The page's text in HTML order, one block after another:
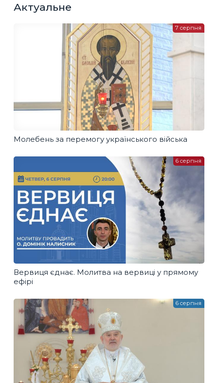
Актуальне
Молебень за перемогу українського війська
7 серпня
Вервиця єднає. Молитва на вервиці у прямому
ефірі
6 серпня
6 серпня